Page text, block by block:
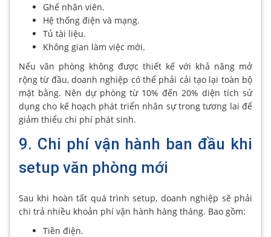
Ghế nhân viên.
Hệ thống điện và mạng.
Tủ tài liệu.
Không gian làm việc mới.
Nếu văn phòng không được thiết kế với khả năng mở
rộng từ đầu, doanh nghiệp có thể phải cải tạo lại toàn bộ
mặt bằng. Nên dự phòng từ 10% đến 20% diện tích sử
dụng cho kế hoạch phát triển nhân sự trong tương lai để
giảm thiểu chi phí phát sinh.
9. Chi phí vận hành ban đầu khi
setup văn phòng mới
Sau khi hoàn tất quá trình setup, doanh nghiệp sẽ phải
chi trả nhiều khoản phí vận hành hàng tháng. Bao gồm:
Tiền điện.